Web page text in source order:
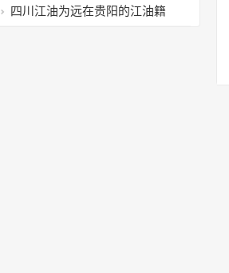
将江汉平原货运铁路西延项目纳
四川江油为远在贵阳的江油籍